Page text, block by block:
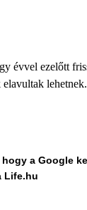
évvel ezelőtt
lehetnek.
a Google
Life.hu